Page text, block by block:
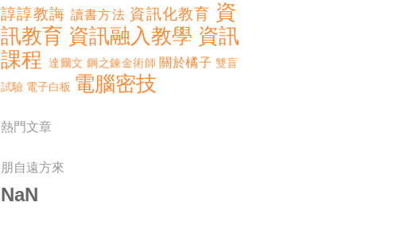
諄諄教誨 讀書方法 資訊化教育 資
訊教育 資訊融入教學 資訊
課程
達爾文 鋼之鍊金術師 關於橘子 雙盲
試驗 電子白板 電腦密技
熱門文章
朋自遠方來
NaN